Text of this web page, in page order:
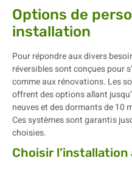
Options de
installation
Pour répondre aux divers
réversibles sont conçues pour
comme aux rénovations. Les
offrent des options allant
neuves et des dormants de 10
Ces systèmes sont garantis
choisies.
Choisir l’installation